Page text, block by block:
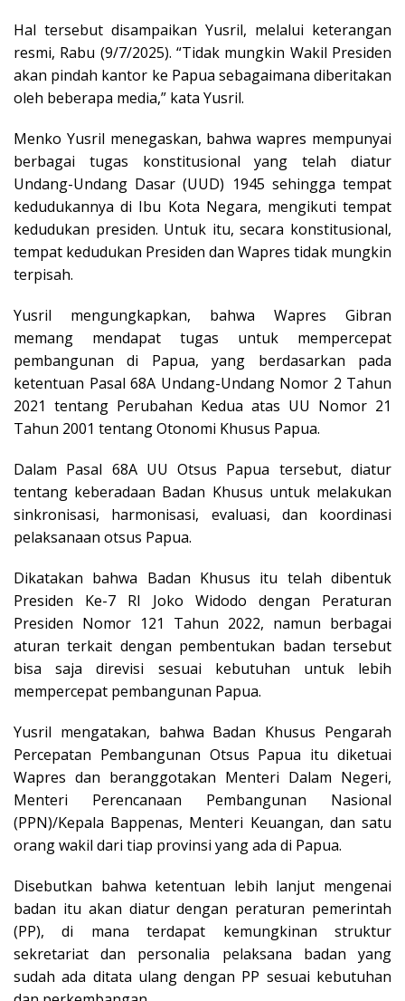
Hal tersebut disampaikan Yusril, melalui keterangan
resmi, Rabu (9/7/2025). “Tidak mungkin Wakil Presiden
akan pindah kantor ke Papua sebagaimana diberitakan
oleh beberapa media,” kata Yusril.
Menko Yusril menegaskan, bahwa wapres mempunyai
berbagai tugas konstitusional yang telah diatur
Undang-Undang Dasar (UUD) 1945 sehingga tempat
kedudukannya di Ibu Kota Negara, mengikuti tempat
kedudukan presiden. Untuk itu, secara konstitusional,
tempat kedudukan Presiden dan Wapres tidak mungkin
terpisah.
Yusril mengungkapkan, bahwa Wapres Gibran
memang mendapat tugas untuk mempercepat
pembangunan di Papua, yang berdasarkan pada
ketentuan Pasal 68A Undang-Undang Nomor 2 Tahun
2021 tentang Perubahan Kedua atas UU Nomor 21
Tahun 2001 tentang Otonomi Khusus Papua.
Dalam Pasal 68A UU Otsus Papua tersebut, diatur
tentang keberadaan Badan Khusus untuk melakukan
sinkronisasi, harmonisasi, evaluasi, dan koordinasi
pelaksanaan otsus Papua.
Dikatakan bahwa Badan Khusus itu telah dibentuk
Presiden Ke-7 RI Joko Widodo dengan Peraturan
Presiden Nomor 121 Tahun 2022, namun berbagai
aturan terkait dengan pembentukan badan tersebut
bisa saja direvisi sesuai kebutuhan untuk lebih
mempercepat pembangunan Papua.
Yusril mengatakan, bahwa Badan Khusus Pengarah
Percepatan Pembangunan Otsus Papua itu diketuai
Wapres dan beranggotakan Menteri Dalam Negeri,
Menteri Perencanaan Pembangunan Nasional
(PPN)/Kepala Bappenas, Menteri Keuangan, dan satu
orang wakil dari tiap provinsi yang ada di Papua.
Disebutkan bahwa ketentuan lebih lanjut mengenai
badan itu akan diatur dengan peraturan pemerintah
(PP), di mana terdapat kemungkinan struktur
sekretariat dan personalia pelaksana badan yang
sudah ada ditata ulang dengan PP sesuai kebutuhan